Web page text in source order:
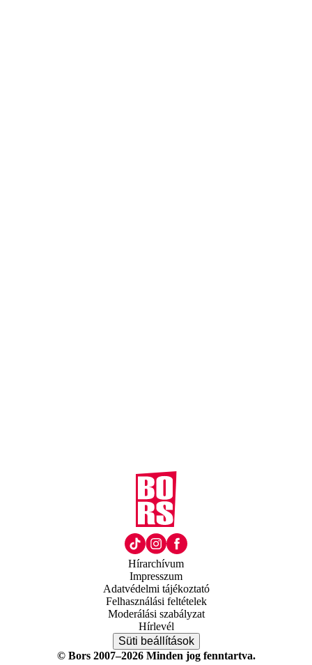
Hírarchívum
Impresszum
Adatvédelmi tájékoztató
Felhasználási feltételek
Moderálási szabályzat
Hírlevél
Süti beállítások
© Bors 2007–2026 Minden jog fenntartva.